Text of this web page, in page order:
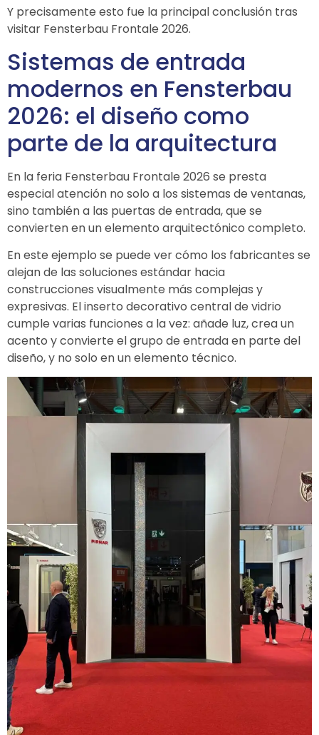
Y precisamente esto fue la principal conclusión tras
visitar Fensterbau Frontale 2026.
Sistemas de entrada
modernos en Fensterbau
2026: el diseño como
parte de la arquitectura
En la feria Fensterbau Frontale 2026 se presta
especial atención no solo a los sistemas de ventanas,
sino también a las puertas de entrada, que se
convierten en un elemento arquitectónico completo.
En este ejemplo se puede ver cómo los fabricantes se
alejan de las soluciones estándar hacia
construcciones visualmente más complejas y
expresivas. El inserto decorativo central de vidrio
cumple varias funciones a la vez: añade luz, crea un
acento y convierte el grupo de entrada en parte del
diseño, y no solo en un elemento técnico.